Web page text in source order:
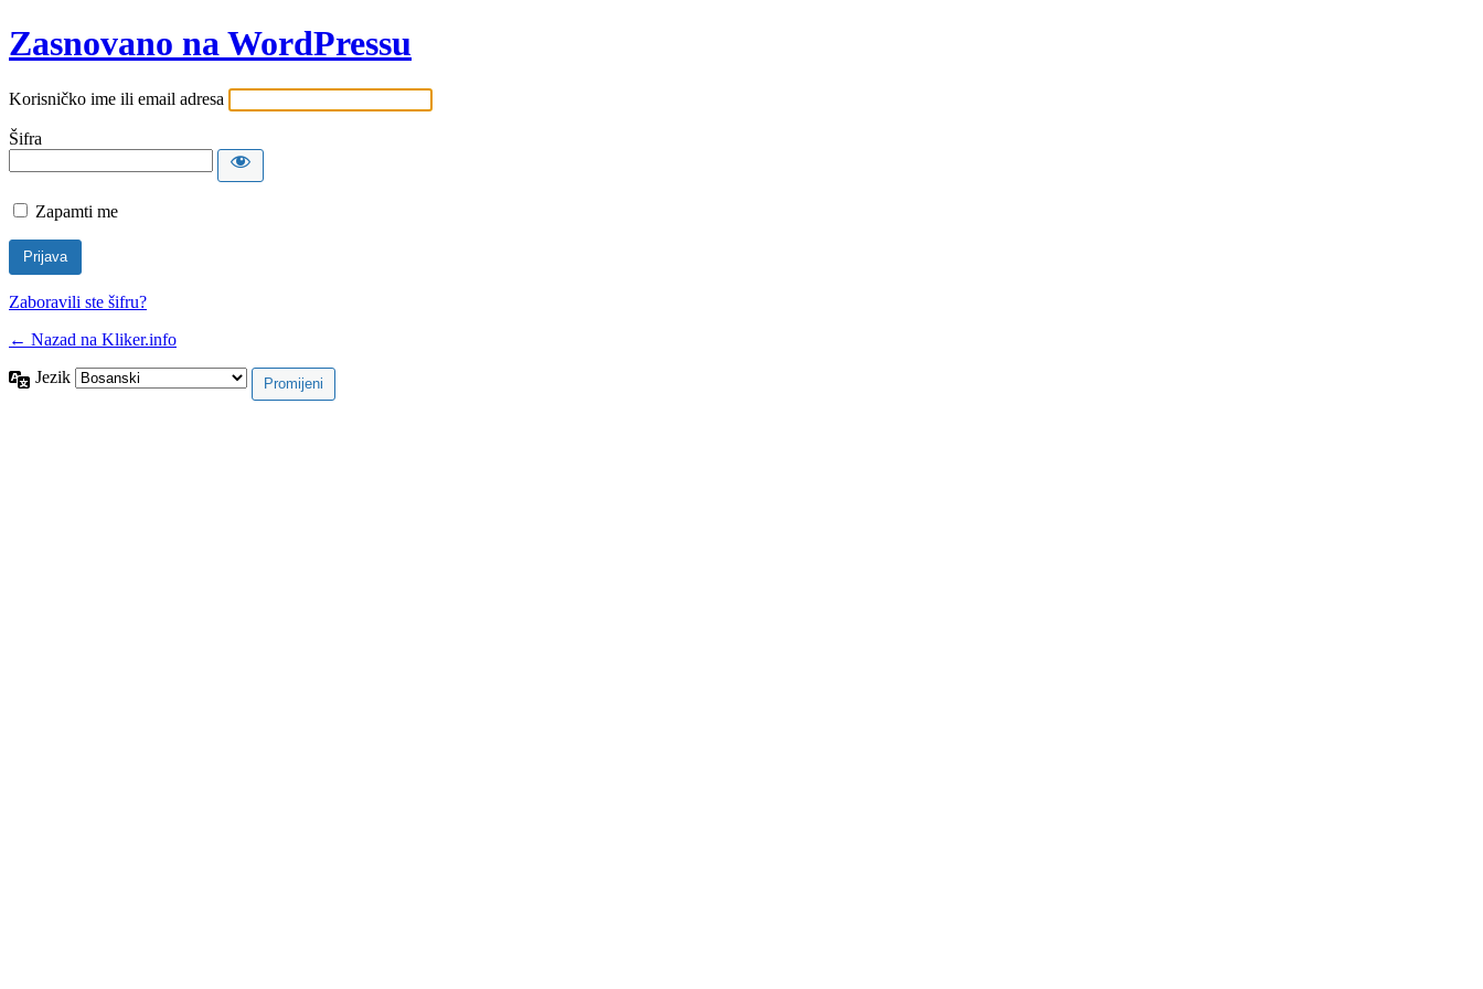
Zasnovano na WordPressu
Korisničko ime ili email adresa
Šifra
Zapamti me
Zaboravili ste šifru?
← Nazad na Kliker.info
Jezik